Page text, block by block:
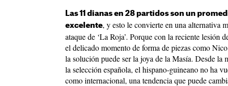
Las 11 dianas en 28 partidos son un
excelente, y esto le convierte en una alternativa
ataque de ‘La Roja’. Porque con la reciente
el delicado momento de forma de piezas como
la solución puede ser la joya de la Masía. Desde la
la selección española, el hispano-guineano no ha
como internacional, una tendencia que puede